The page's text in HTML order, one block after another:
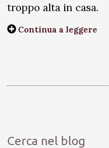
troppo alta in casa.
Continua a leggere
Cerca nel blog